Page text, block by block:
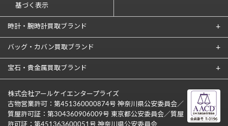
基づく表示
時計・腕時計買取ブランド
バッグ・カバン買取ブランド
宝石・貴金属買取ブランド
株式会社アールケイエンタープライズ
古物営業許可：第451360000874号 神奈川県公安委員会／
質屋許可証：第304360906009号 東京都公安委員会／質屋